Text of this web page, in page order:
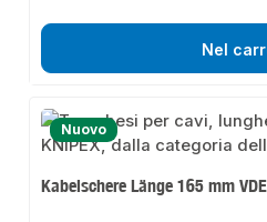
Nel
Nuovo
Kabelschere Länge 165 mm